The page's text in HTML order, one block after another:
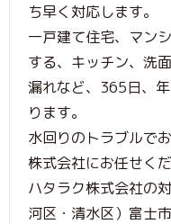
ち早く対応します。
一戸建て住宅、マン
する、キッチン、洗
漏れなど、365日、
ります。
水回りのトラブルで
株式会社にお任せくだ
ハタラク株式会社の
河区・清水区）富士